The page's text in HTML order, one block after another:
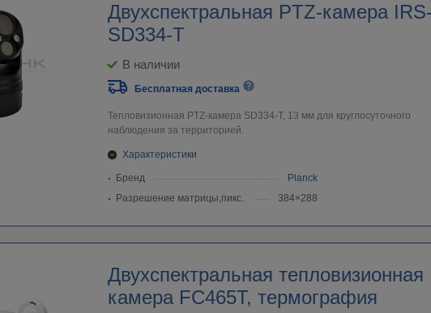
Двухспектральная PTZ-камера IRS-
SD334-T
В наличии
Бесплатная доставка
Тепловизионная PTZ-камера SD334-T, 13 мм для круглосуточного
наблюдения за территорией.
Характеристики
Бренд
Planck
Разрешение матрицы,пикс.
384×288
Двухспектральная тепловизионная
камера FC465Т, термография